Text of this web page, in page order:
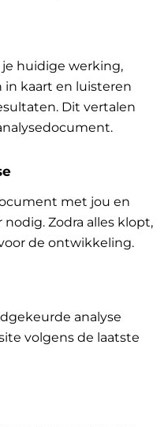
huidige werking,
kaart en luisteren
Dit vertalen
met jou en
nodig. Zodra alles klopt,
de ontwikkeling.
analyse
volgens de laatste